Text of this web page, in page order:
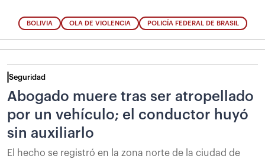
BOLIVIA OLA DE VIOLENCIA POLICÍA FEDERAL DE BRASIL
Seguridad
Abogado muere tras ser atropellado
por un vehículo; el conductor huyó
sin auxiliarlo
El hecho se registró en la zona norte de la ciudad de